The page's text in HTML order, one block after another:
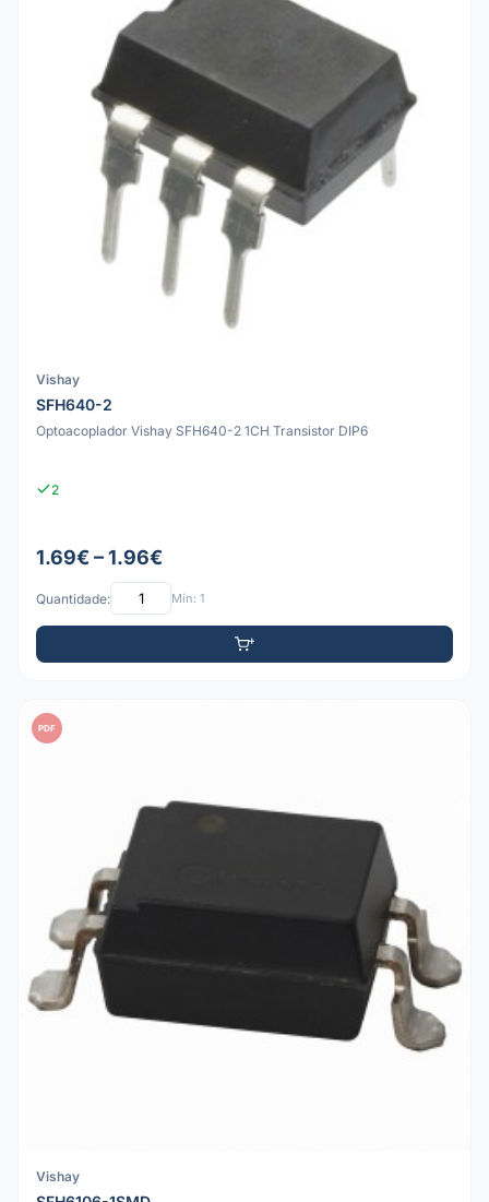
Vishay
SFH640-2
Optoacoplador Vishay SFH640-2 1CH Transistor DIP6
2
1.69€ – 1.96€
Quantidade: Mín: 1
PDF
Vishay